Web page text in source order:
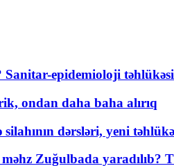
epidemioloji
ondan daha baha alırıq
dərsləri, yeni
Zuğulbada yaradılıb?